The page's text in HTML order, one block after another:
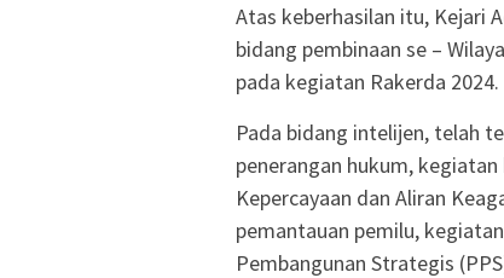
Atas keberhasilan itu, Kejari
bidang pembinaan se –
pada kegiatan Rakerda 2024.
Pada bidang intelijen, telah
penerangan hukum,
Kepercayaan dan Aliran
pemantauan pemilu,
Pembangunan Strategis